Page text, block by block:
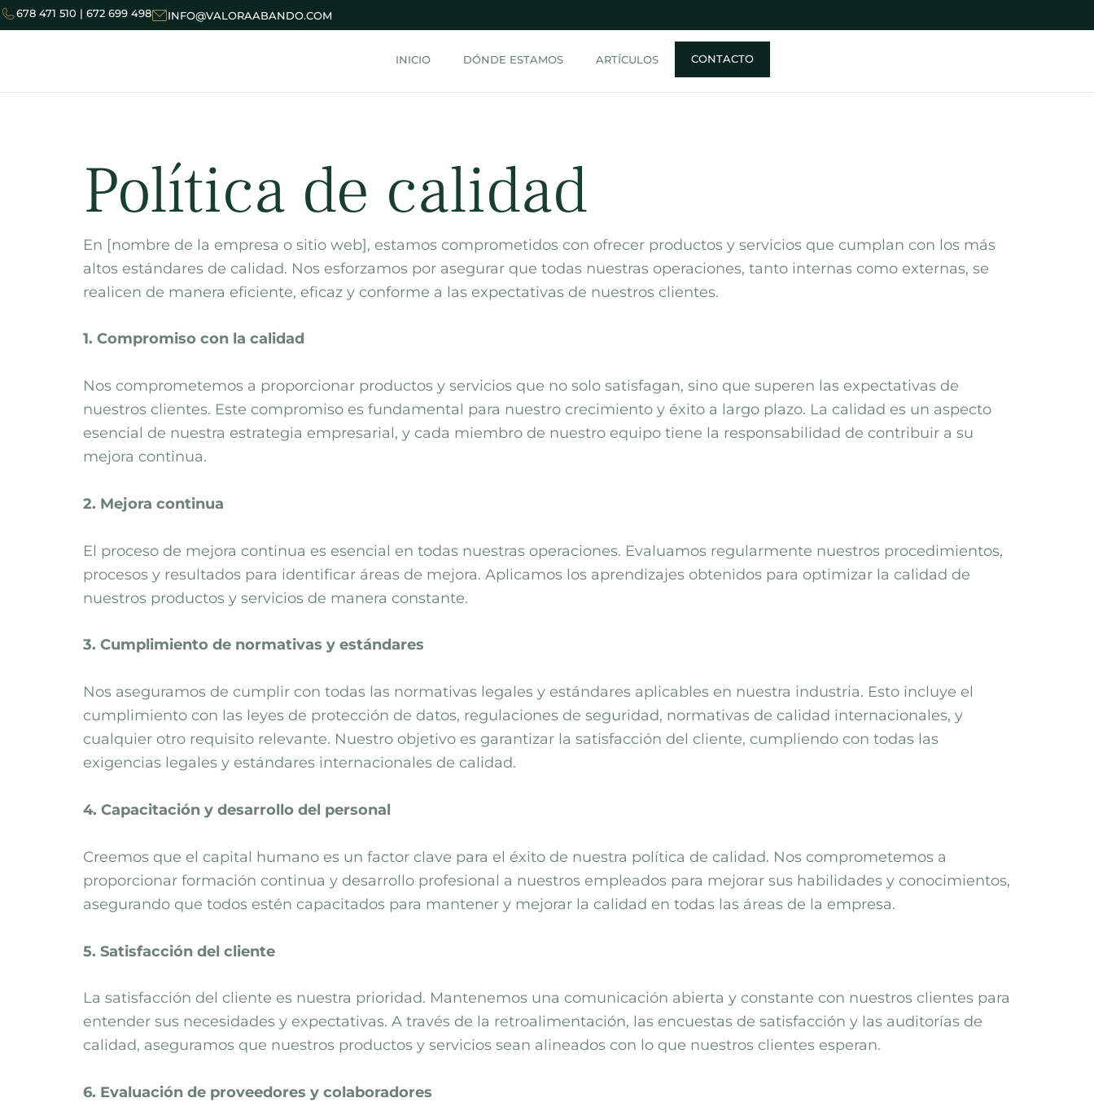
Ir
al
678 471 510 | 672 699 498 INFO@VALORAABANDO.COM
INICIO DÓNDE ESTAMOS ARTÍCULOS CONTACTO
Política de calidad
En [nombre de la empresa o sitio web], estamos comprometidos con ofrecer productos y servicios que cumplan con los más
altos estándares de calidad. Nos esforzamos por asegurar que todas nuestras operaciones, tanto internas como externas, se
realicen de manera eficiente, eficaz y conforme a las expectativas de nuestros clientes.
1. Compromiso con la calidad
Nos comprometemos a proporcionar productos y servicios que no solo satisfagan, sino que superen las expectativas de
nuestros clientes. Este compromiso es fundamental para nuestro crecimiento y éxito a largo plazo. La calidad es un aspecto
esencial de nuestra estrategia empresarial, y cada miembro de nuestro equipo tiene la responsabilidad de contribuir a su
mejora continua.
2. Mejora continua
El proceso de mejora continua es esencial en todas nuestras operaciones. Evaluamos regularmente nuestros procedimientos,
procesos y resultados para identificar áreas de mejora. Aplicamos los aprendizajes obtenidos para optimizar la calidad de
nuestros productos y servicios de manera constante.
3. Cumplimiento de normativas y estándares
Nos aseguramos de cumplir con todas las normativas legales y estándares aplicables en nuestra industria. Esto incluye el
cumplimiento con las leyes de protección de datos, regulaciones de seguridad, normativas de calidad internacionales, y
cualquier otro requisito relevante. Nuestro objetivo es garantizar la satisfacción del cliente, cumpliendo con todas las
exigencias legales y estándares internacionales de calidad.
4. Capacitación y desarrollo del personal
Creemos que el capital humano es un factor clave para el éxito de nuestra política de calidad. Nos comprometemos a
proporcionar formación continua y desarrollo profesional a nuestros empleados para mejorar sus habilidades y conocimientos,
asegurando que todos estén capacitados para mantener y mejorar la calidad en todas las áreas de la empresa.
5. Satisfacción del cliente
La satisfacción del cliente es nuestra prioridad. Mantenemos una comunicación abierta y constante con nuestros clientes para
entender sus necesidades y expectativas. A través de la retroalimentación, las encuestas de satisfacción y las auditorías de
calidad, aseguramos que nuestros productos y servicios sean alineados con lo que nuestros clientes esperan.
6. Evaluación de proveedores y colaboradores